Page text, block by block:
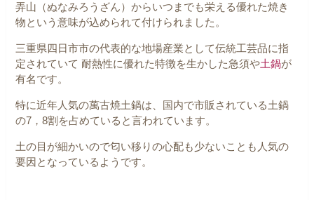
弄山（ぬなみろうざん）からいつまでも栄える優れた焼き
物という意味が込められて付けられました。
三重県四日市市の代表的な地場産業として伝統工芸品に指
定されていて 耐熱性に優れた特徴を生かした急須や土鍋が
有名です。
特に近年人気の萬古焼土鍋は、国内で市販されている土鍋
の7，8割を占めていると言われています。
土の目が細かいので匂い移りの心配も少ないことも人気の
要因となっているようです。